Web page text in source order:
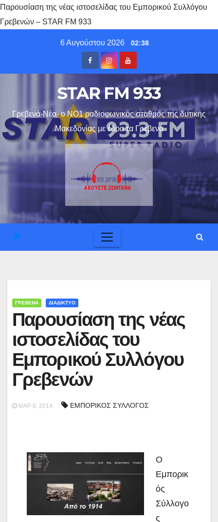
Παρουσίαση της νέας ιστοσελίδας του Εμπορικού Συλλόγου
Γρεβενών – STAR FM 933
6 Αυγούστου 2026 02:38
STAR FM 933
Γρεβενά-Νέα- ο ΝΟ1 ραδιοφωνικός σταθμός της δυτικής
Μακεδονίας με έδρα τα Γρεβενα
ΓΡΕΒΕΝΑ ΔΙΑΔΙΚΤΥΟ
Παρουσίαση της νέας
ιστοσελίδας του
Εμπορικού Συλλόγου
Γρεβενών
ΜΑΡ 6, 2014 ΕΜΠΟΡΙΚΟΣ ΣΥΛΛΟΓΟΣ
Ο
Εμπορικ
ός
Σύλλογο
ς